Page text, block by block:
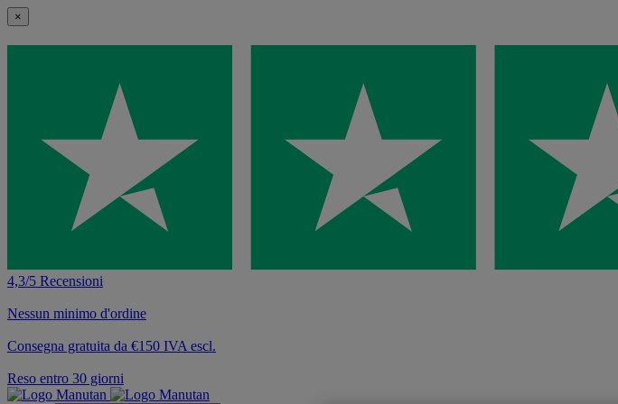
×
4,3/5 Recensioni
Nessun minimo d'ordine
Consegna gratuita da €150 IVA escl.
Reso entro 30 giorni